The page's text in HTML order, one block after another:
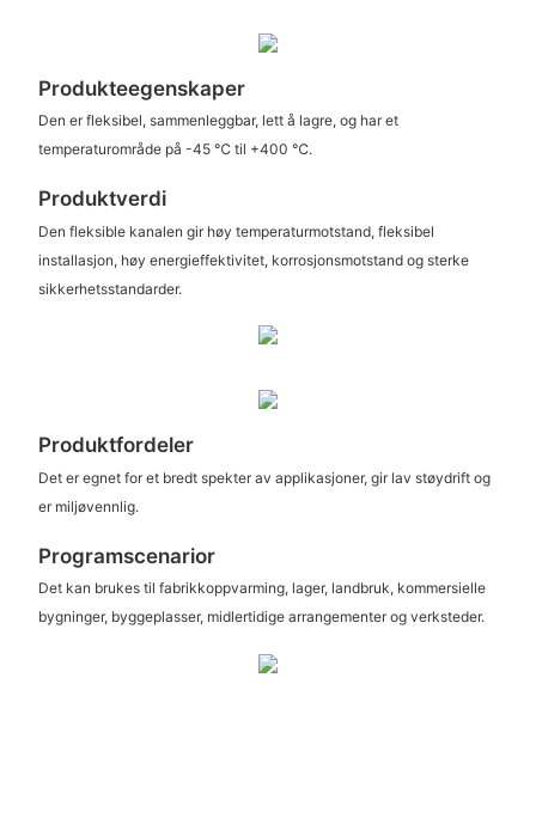
Produkteegenskaper
Den er fleksibel, sammenleggbar, lett å lagre, og har et
temperaturområde på -45 ℃ til +400 ℃.
Produktverdi
Den fleksible kanalen gir høy temperaturmotstand, fleksibel
installasjon, høy energieffektivitet, korrosjonsmotstand og sterke
sikkerhetsstandarder.
Produktfordeler
Det er egnet for et bredt spekter av applikasjoner, gir lav støydrift og
er miljøvennlig.
Programscenarior
Det kan brukes til fabrikkoppvarming, lager, landbruk, kommersielle
bygninger, byggeplasser, midlertidige arrangementer og verksteder.